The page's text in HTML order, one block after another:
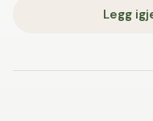
Legg